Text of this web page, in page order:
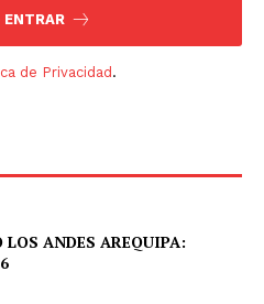
ENTRAR
de Privacidad.
ANDES AREQUIPA: